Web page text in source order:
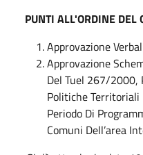
PUNTI ALL'ORDINE DEL
Approvazione
Approvazione
Del Tuel 267/2000,
Politiche Territoriali
Periodo Di
Comuni Dell’area